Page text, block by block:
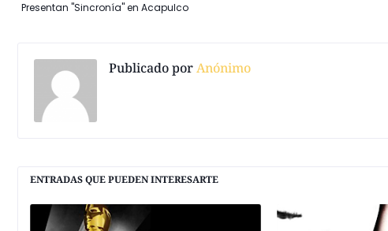
Presentan "Sincronía" en Acapulco
Publicado porAnónimo
ENTRADAS QUE PUEDEN INTERESARTE